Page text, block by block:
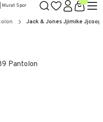
Jack & Jones Jjimike
Pantolon